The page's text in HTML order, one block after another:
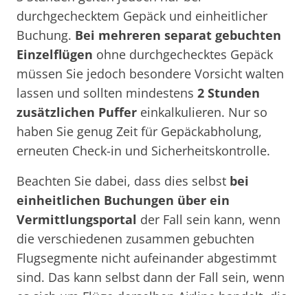
durchgechecktem Gepäck und einheitlicher
Buchung. Bei mehreren separat gebuchten
Einzelflügen ohne durchgechecktes Gepäck
müssen Sie jedoch besondere Vorsicht walten
lassen und sollten mindestens 2 Stunden
zusätzlichen Puffer einkalkulieren. Nur so
haben Sie genug Zeit für Gepäckabholung,
erneuten Check-in und Sicherheitskontrolle.
Beachten Sie dabei, dass dies selbst bei
einheitlichen Buchungen über ein
Vermittlungsportal der Fall sein kann, wenn
die verschiedenen zusammen gebuchten
Flugsegmente nicht aufeinander abgestimmt
sind. Das kann selbst dann der Fall sein, wenn